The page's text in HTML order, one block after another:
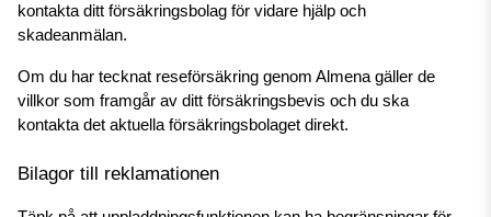
kontakta ditt försäkringsbolag för vidare hjälp och
skadeanmälan.
Om du har tecknat reseförsäkring genom Almena gäller de
villkor som framgår av ditt försäkringsbevis och du ska
kontakta det aktuella försäkringsbolaget direkt.
Bilagor till reklamationen